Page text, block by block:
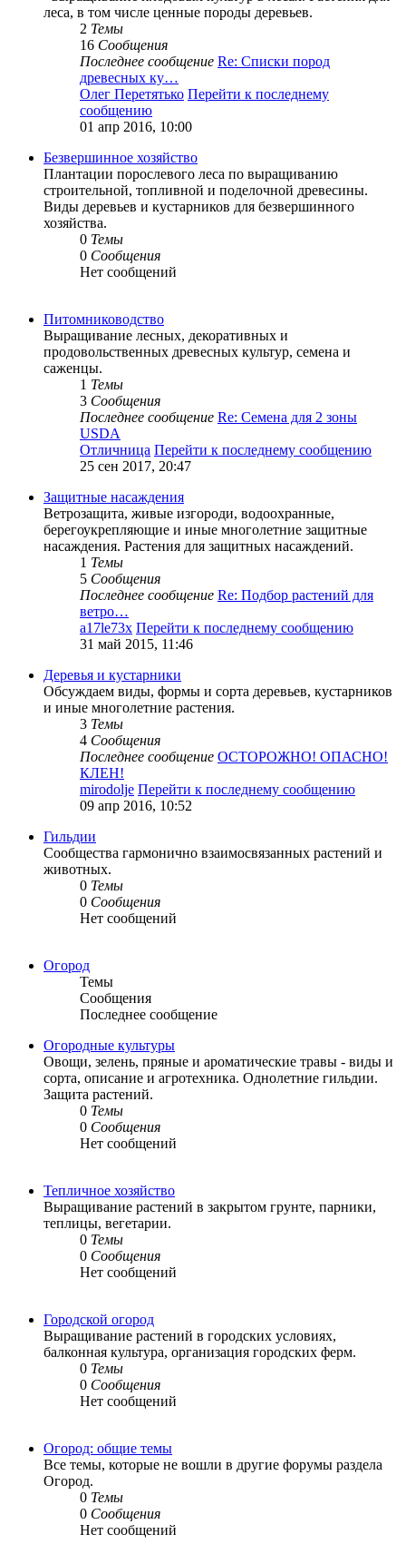
леса, в том числе ценные породы деревьев.
2 Темы
16 Сообщения
Последнее сообщение Re: Списки пород
древесных ку…
Олег Перетятько Перейти к последнему
сообщению
01 апр 2016, 10:00
Безвершинное хозяйство
Плантации порослевого леса по выращиванию
строительной, топливной и поделочной древесины.
Виды деревьев и кустарников для безвершинного
хозяйства.
0 Темы
0 Сообщения
Нет сообщений
Питомниководство
Выращивание лесных, декоративных и
продовольственных древесных культур, семена и
саженцы.
1 Темы
3 Сообщения
Последнее сообщение Re: Семена для 2 зоны
USDA
Отличница Перейти к последнему сообщению
25 сен 2017, 20:47
Защитные насаждения
Ветрозащита, живые изгороди, водоохранные,
берегоукрепляющие и иные многолетние защитные
насаждения. Растения для защитных насаждений.
1 Темы
5 Сообщения
Последнее сообщение Re: Подбор растений для
ветро…
a17le73x Перейти к последнему сообщению
31 май 2015, 11:46
Деревья и кустарники
Обсуждаем виды, формы и сорта деревьев, кустарников
и иные многолетние растения.
3 Темы
4 Сообщения
Последнее сообщение ОСТОРОЖНО! ОПАСНО!
КЛЕН!
mirodolje Перейти к последнему сообщению
09 апр 2016, 10:52
Гильдии
Сообщества гармонично взаимосвязанных растений и
животных.
0 Темы
0 Сообщения
Нет сообщений
Огород
Темы
Сообщения
Последнее сообщение
Огородные культуры
Овощи, зелень, пряные и ароматические травы - виды и
сорта, описание и агротехника. Однолетние гильдии.
Защита растений.
0 Темы
0 Сообщения
Нет сообщений
Тепличное хозяйство
Выращивание растений в закрытом грунте, парники,
теплицы, вегетарии.
0 Темы
0 Сообщения
Нет сообщений
Городской огород
Выращивание растений в городских условиях,
балконная культура, организация городских ферм.
0 Темы
0 Сообщения
Нет сообщений
Огород: общие темы
Все темы, которые не вошли в другие форумы раздела
Огород.
0 Темы
0 Сообщения
Нет сообщений